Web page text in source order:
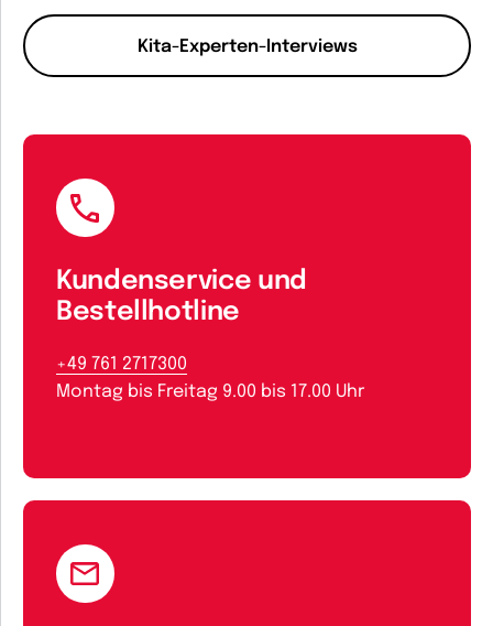
Kita-Experten-Interviews
Kundenservice und
Bestellhotline
+49 761 2717300
Montag bis Freitag 9.00 bis 17.00 Uhr